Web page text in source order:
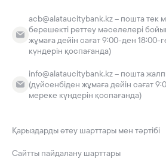
acb@alataucitybank.kz – пошта тек
берешекті реттеу мәселелері
жұмаға дейін сағат 9:00-ден 18:00-
күндерін қоспағанда)
info@alataucitybank.kz – пошта
(дүйсенбіден жұмаға дейін сағат
мереке күндерін қоспағанда)
Қарыздарды өтеу шарттары мен тәртібі
Сайтты пайдалану шарттары